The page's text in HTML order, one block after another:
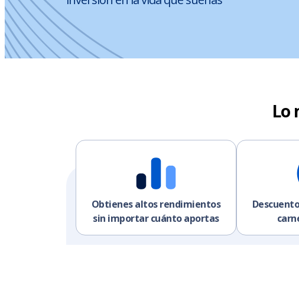
Lo
Obtienes altos rendimientos
sin importar cuánto aportas